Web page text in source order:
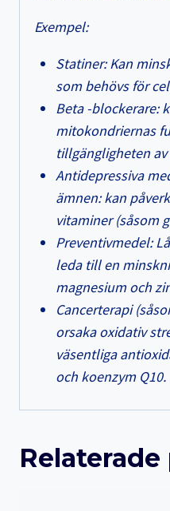
Exempel:
Statiner: Kan
som behövs för
Beta -blockerare:
mitokondriernas
tillgängligheten av
Antidepressiva
ämnen: kan
vitaminer (såsom
Preventivmedel:
leda till en
magnesium och
Cancerterapi
orsaka oxidativ
väsentliga
och koenzym Q10.